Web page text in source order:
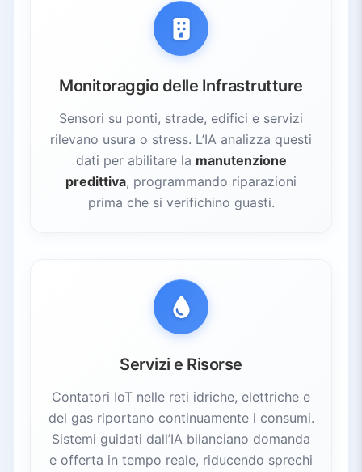
Monitoraggio delle Infrastrutture
Sensori su ponti, strade, edifici e servizi
rilevano usura o stress. L’IA analizza questi
dati per abilitare la manutenzione
predittiva, programmando riparazioni
prima che si verifichino guasti.
Servizi e Risorse
Contatori IoT nelle reti idriche, elettriche e
del gas riportano continuamente i consumi.
Sistemi guidati dall’IA bilanciano domanda
e offerta in tempo reale, riducendo sprechi